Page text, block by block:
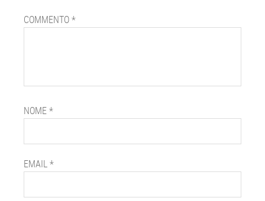
COMMENTO*
NOME*
EMAIL*